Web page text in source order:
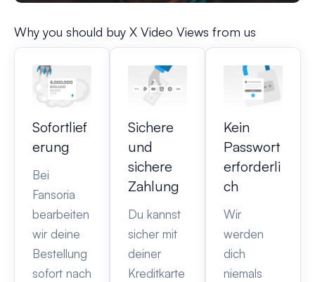
Why you should buy X Video Views from us
Sofortlief
erung
Bei
Fansoria
bearbeiten
wir deine
Bestellung
sofort nach
Sichere
und
sichere
Zahlung
Du kannst
sicher mit
deiner
Kreditkarte
Kein
Passwort
erforderli
ch
Wir
werden
dich
niemals